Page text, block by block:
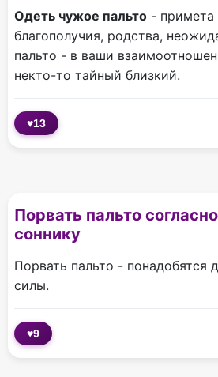
Одеть чужое пальто - примета
благополучия, родства,
пальто - в ваши
некто-то тайный близкий.
♥13
Порвать пальто
соннику
Порвать пальто - понадобятся
силы.
♥9